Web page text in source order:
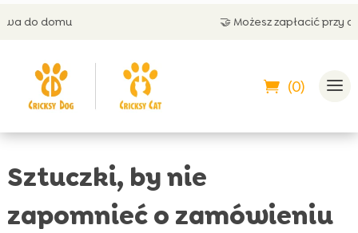
🤝 Możesz zapłacić przy odbiorze
(0)
Sztuczki, by nie
zapomnieć o zamówieniu